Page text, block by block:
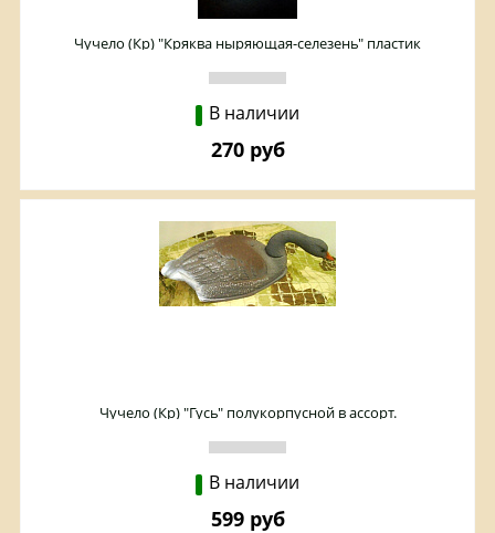
Чучело (Кр) "Кряква ныряющая-селезень" пластик
В наличии
270 руб
Чучело (Кр) "Гусь" полукорпусной в ассорт.
В наличии
599 руб